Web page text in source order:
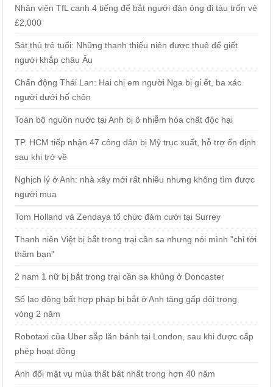
Nhân viên TfL canh 4 tiếng để bắt người đàn ông đi tàu trốn vé
£2,000
Sát thủ trẻ tuổi: Những thanh thiếu niên được thuê để giết
người khắp châu Âu
Chấn động Thái Lan: Hai chị em người Nga bị gi.ết, ba xác
người dưới hố chôn
Toàn bộ nguồn nước tại Anh bị ô nhiễm hóa chất độc hại
TP. HCM tiếp nhận 47 công dân bị Mỹ trục xuất, hỗ trợ ổn định
sau khi trở về
Nghịch lý ở Anh: nhà xây mới rất nhiều nhưng không tìm được
người mua
Tom Holland và Zendaya tổ chức đám cưới tại Surrey
Thanh niên Việt bị bắt trong trại cần sa nhưng nói mình "chỉ tới
thăm bạn"
2 nam 1 nữ bị bắt trong trại cần sa khủng ở Doncaster
Số lao động bất hợp pháp bị bắt ở Anh tăng gấp đôi trong
vòng 2 năm
Robotaxi của Uber sắp lăn bánh tại London, sau khi được cấp
phép hoạt động
Anh đối mặt vụ mùa thất bát nhất trong hơn 40 năm